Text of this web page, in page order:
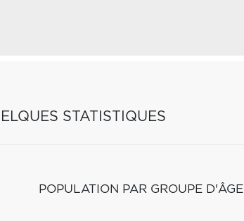
STATISTIQUES
POPULATION PAR GROUPE D'ÂGE